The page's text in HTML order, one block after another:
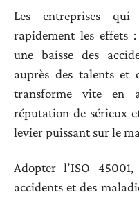
Les entreprises
rapidement les effets
une baisse des
auprès des talents et
transforme vite en
réputation de sérieux
levier puissant sur le
Adopter l’ISO
accidents et des